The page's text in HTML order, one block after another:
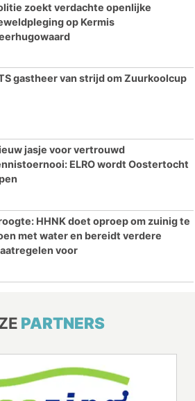
zoekt verdachte openlijke
op Kermis
gastheer van strijd om Zuurkoolcup
jasje voor vertrouwd
ELRO wordt Oostertocht
HHNK doet oproep om zuinig te
met water en bereidt verdere
voor
PARTNERS